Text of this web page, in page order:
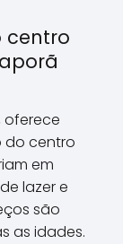
centro
oferece
do centro
em
lazer e
são
as idades.